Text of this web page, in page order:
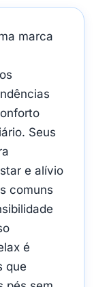
marca
Seus
e alívio
comuns
é
que